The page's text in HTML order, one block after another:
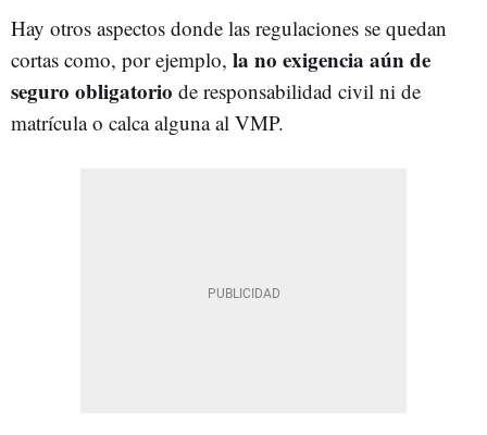
Hay otros aspectos donde las regulaciones se quedan
cortas como, por ejemplo, la no exigencia aún de
seguro obligatorio de responsabilidad civil ni de
matrícula o calca alguna al VMP.